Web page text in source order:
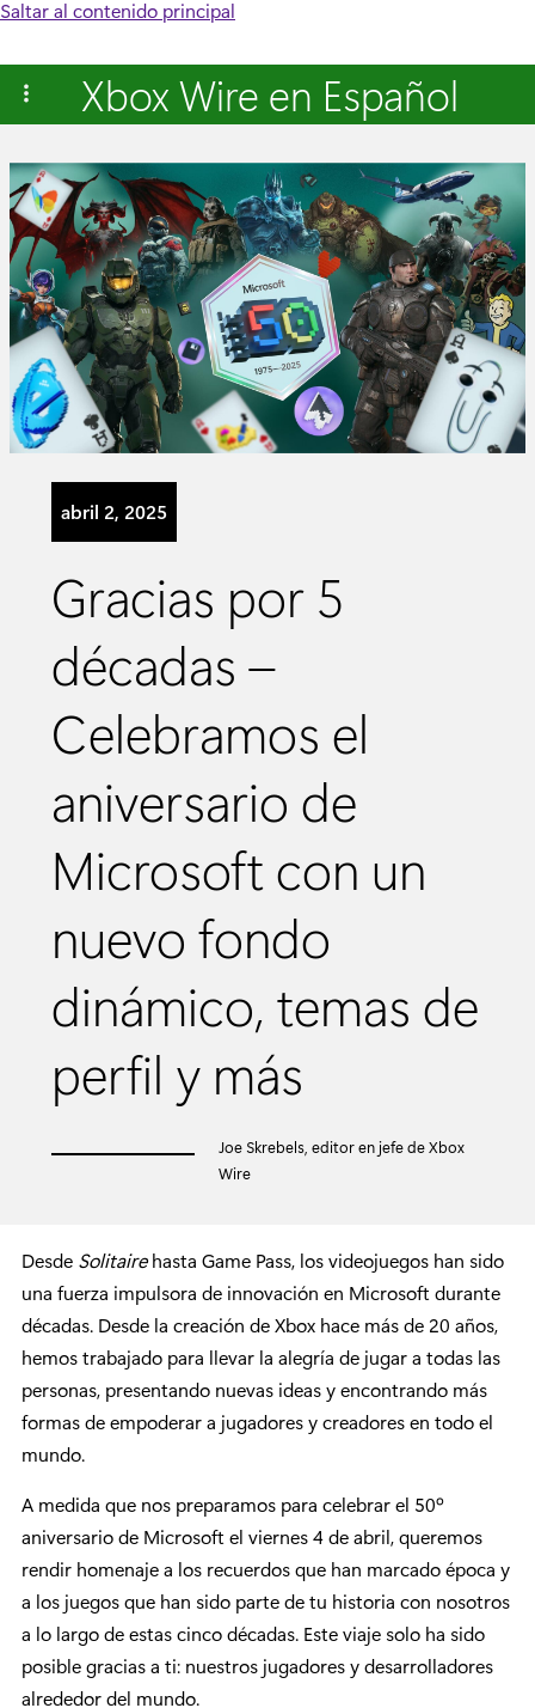
Saltar al contenido principal
Xbox Wire en Español
abril 2, 2025
Gracias por 5
décadas –
Celebramos el
aniversario de
Microsoft con un
nuevo fondo
dinámico, temas de
perfil y más
Joe Skrebels, editor en jefe de Xbox
Wire
Desde Solitairehasta Game Pass, los videojuegos han sido
una fuerza impulsora de innovación en Microsoft durante
décadas. Desde la creación de Xbox hace más de 20 años,
hemos trabajado para llevar la alegría de jugar a todas las
personas, presentando nuevas ideas y encontrando más
formas de empoderar a jugadores y creadores en todo el
mundo.
A medida que nos preparamos para celebrar el 50º
aniversario de Microsoft el viernes 4 de abril, queremos
rendir homenaje a los recuerdos que han marcado época y
a los juegos que han sido parte de tu historia con nosotros
a lo largo de estas cinco décadas. Este viaje solo ha sido
posible gracias a ti: nuestros jugadores y desarrolladores
alrededor del mundo.